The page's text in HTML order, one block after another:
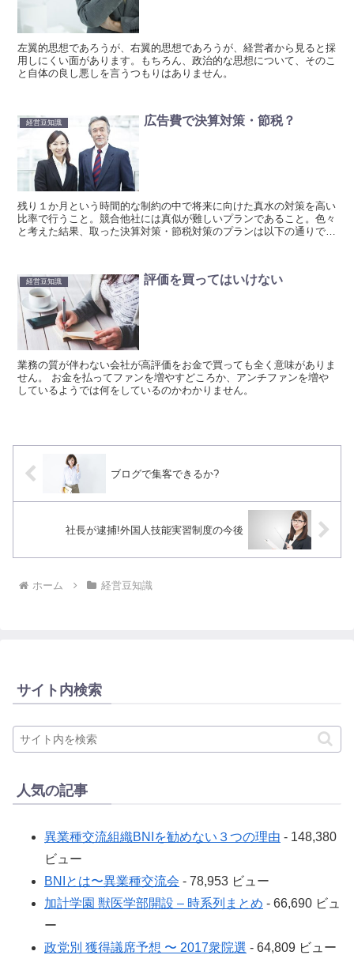
左翼的思想であろうが、右翼的思想であろうが、経営者から見ると採
用しにくい面があります。もちろん、政治的な思想について、そのこ
と自体の良し悪しを言うつもりはありません。
経営豆知識 広告費で決算対策・節税？
残り１か月という時間的な制約の中で将来に向けた真水の対策を高い
比率で行うこと。競合他社には真似が難しいプランであること。色々
と考えた結果、取った決算対策・節税対策のプランは以下の通りで
経営豆知識 評価を買ってはいけない
業務の質が伴わない会社が高評価をお金で買っても全く意味がありま
せん。 お金を払ってファンを増やすどころか、アンチファンを増や
しているようでは何をしているのかわかりません。
ブログで集客できるか?
社長が逮捕!外国人技能実習制度の今後
ホーム 経営豆知識
サイト内検索
人気の記事
異業種交流組織BNIを勧めない３つの理由 - 148,380
ビュー
BNIとは〜異業種交流会 - 78,953 ビュー
加計学園 獣医学部開設 – 時系列まとめ - 66,690 ビュ
ー
政党別 獲得議席予想 〜 2017衆院選 - 64,809 ビュー